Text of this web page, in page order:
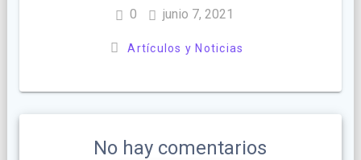
0 junio 7, 2021
Artículos y Noticias
No hay comentarios